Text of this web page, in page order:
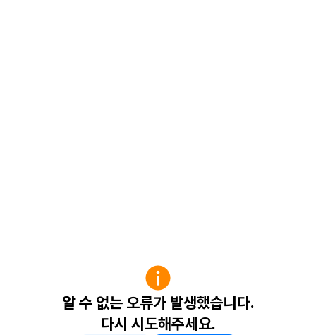
알 수 없는 오류가 발생했습니다.
다시 시도해주세요.